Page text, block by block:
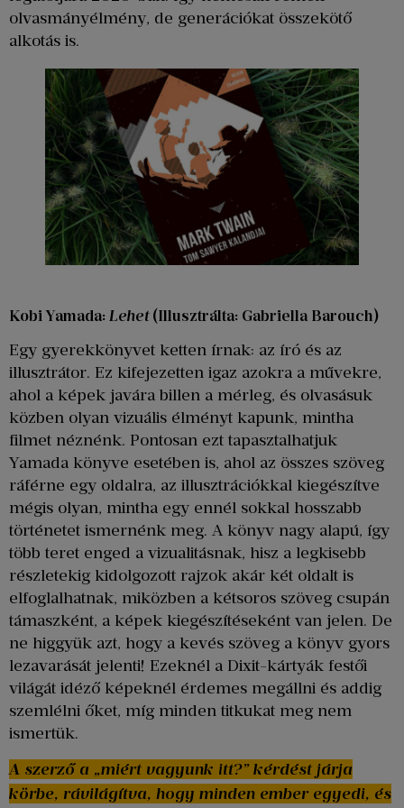
olvasmányélmény, de generációkat összekötő
alkotás is.
Kobi Yamada: Lehet(Illusztrálta: Gabriella Barouch)
Egy gyerekkönyvet ketten írnak: az író és az
illusztrátor. Ez kifejezetten igaz azokra a művekre,
ahol a képek javára billen a mérleg, és olvasásuk
közben olyan vizuális élményt kapunk, mintha
filmet néznénk. Pontosan ezt tapasztalhatjuk
Yamada könyve esetében is, ahol az összes szöveg
ráférne egy oldalra, az illusztrációkkal kiegészítve
mégis olyan, mintha egy ennél sokkal hosszabb
történetet ismernénk meg. A könyv nagy alapú, így
több teret enged a vizualitásnak, hisz a legkisebb
részletekig kidolgozott rajzok akár két oldalt is
elfoglalhatnak, miközben a kétsoros szöveg csupán
támaszként, a képek kiegészítéseként van jelen. De
ne higgyük azt, hogy a kevés szöveg a könyv gyors
lezavarását jelenti! Ezeknél a Dixit-kártyák festői
világát idéző képeknél érdemes megállni és addig
szemlélni őket, míg minden titkukat meg nem
ismertük.
A szerző a „miért vagyunk itt?” kérdést járja
körbe, rávilágítva, hogy minden ember egyedi, és